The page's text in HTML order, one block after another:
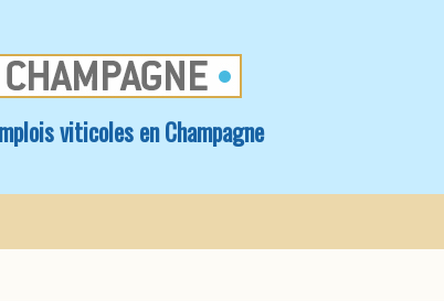
viticoles en Champagne